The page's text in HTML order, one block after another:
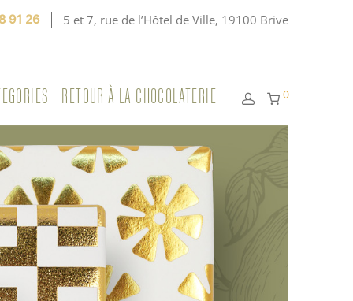
RETOUR À LA CHOCOLATERIE 0
91 26 5 et 7, rue de l’Hôtel de Ville, 19100 Brive